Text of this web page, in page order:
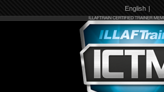
| English